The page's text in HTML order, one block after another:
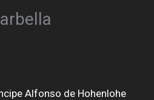
Alfonso de Hohenlohe